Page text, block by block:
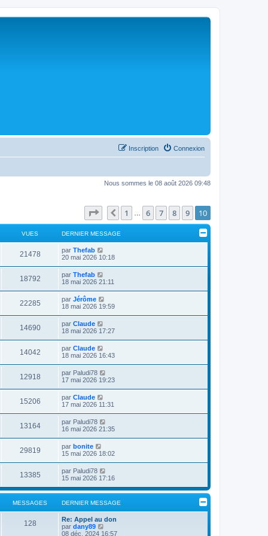
Connexion
Inscription
Nous sommes le 08 août 2026 09:48
Page 10 sur 10
Précédent
1 6 7 8 9 10
VUES DERNIER MESSAGE
21478 par Thefab
20 mai 2026 10:18
18792 par Thefab
18 mai 2026 21:11
22285 par Jérôme
18 mai 2026 19:59
14690 par Claude
18 mai 2026 17:27
14042 par Claude
18 mai 2026 16:43
12918 par Paludi78
17 mai 2026 19:23
15206 par Claude
17 mai 2026 11:31
13164 par Paludi78
16 mai 2026 21:35
29819 par bonite
15 mai 2026 18:02
13385 par Paludi78
15 mai 2026 17:16
MESSAGES DERNIER MESSAGE
128
Re: Appel au don
par dany89
o
08 déc. 2024 16:57